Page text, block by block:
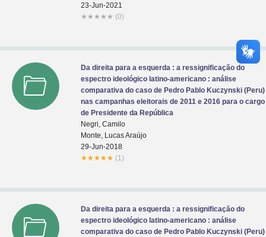
23-Jun-2021
★ ★ ★ ★ ★ (0)
Da direita para a esquerda : a ressignificação do
espectro ideológico latino-americano : análise
comparativa do caso de Pedro Pablo Kuczynski (Peru)
nas campanhas eleitorais de 2011 e 2016 para o cargo
de Presidente da República
Negri, Camilo
Monte, Lucas Araújo
29-Jun-2018
★★★★★ (1)
Da direita para a esquerda : a ressignificação do
espectro ideológico latino-americano : análise
comparativa do caso de Pedro Pablo Kuczynski (Peru)